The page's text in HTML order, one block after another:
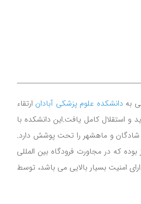
دانشکده علوم پزشکی آبادان ارتقاء
موافقت گردید و استقلال کامل یافت.این دانشکده با
شادگان و ماهشهر را تحت پوشش دارد.
که در مجاورت فرودگاه بین المللی
امنیت بسیار بالایی می باشد، توسط